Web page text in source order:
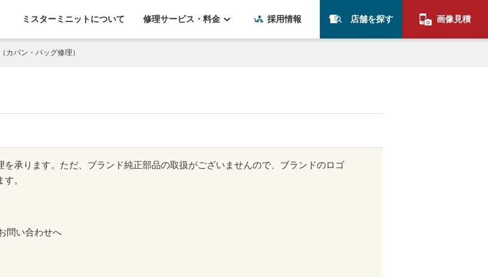
ミスターミニットについて 修理サービス・料金 採用情報 店舗を探す 画像見積
カバン・バッグ修理）
承ります。ただ、ブランド純正部品の取扱がございませんので、ブランドのロゴ
。
問い合わせへ